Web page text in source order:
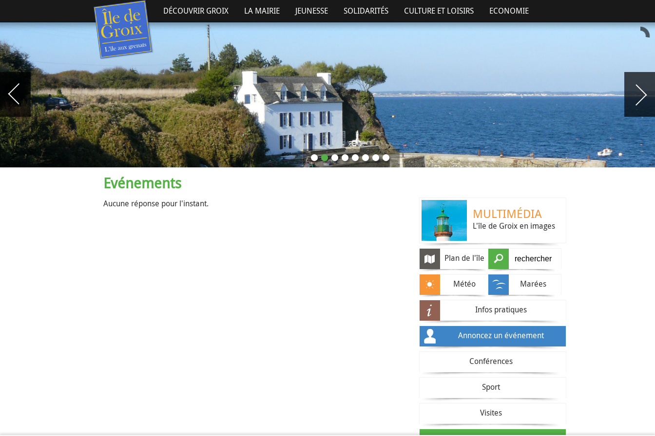
DÉCOUVRIR GROIX LA MAIRIE JEUNESSE SOLIDARITÉS CULTURE ET LOISIRS ECONOMIE
MULTIMÉDIA
L'île de Groix en images
Plan de l'île
Météo Marées
Infos pratiques
Annoncez un événement
Conférences
Sport
Visites
Evénements
Aucune réponse pour l'instant.